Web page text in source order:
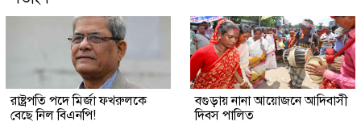
রাষ্ট্রপতি পদে মির্জা ফখরুলকে
বেছে নিল বিএনপি!
বগুড়ায় নানা আয়োজনে আদিবাসী
দিবস পালিত